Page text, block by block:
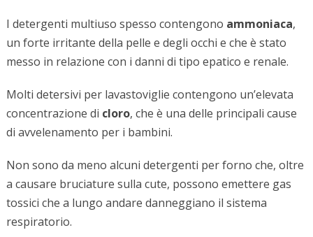
I detergenti multiuso spesso contengono ammoniaca,
un forte irritante della pelle e degli occhi e che è stato
messo in relazione con i danni di tipo epatico e renale.
Molti detersivi per lavastoviglie contengono un’elevata
concentrazione di cloro, che è una delle principali cause
di avvelenamento per i bambini.
Non sono da meno alcuni detergenti per forno che, oltre
a causare bruciature sulla cute, possono emettere gas
tossici che a lungo andare danneggiano il sistema
respiratorio.